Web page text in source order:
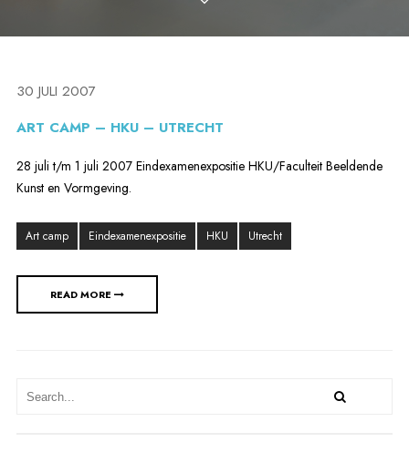
30 JULI 2007
ART CAMP – HKU – UTRECHT
28 juli t/m 1 juli 2007 Eindexamenexpositie HKU/Faculteit Beeldende
Kunst en Vormgeving.
Art camp Eindexamenexpositie HKU Utrecht
READ MORE